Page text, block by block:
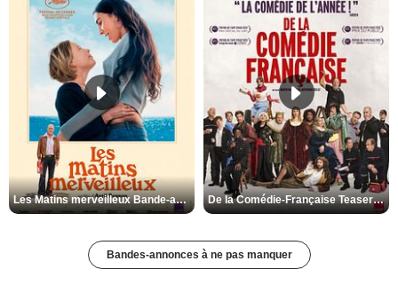
Les Matins merveilleux Bande-annonce VF De la Comédie-Française Teaser VF
Bandes-annonces à ne pas manquer